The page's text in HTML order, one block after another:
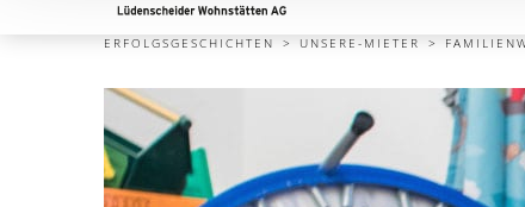
ERFOLGSGESCHICHTEN UNSERE-MIETER